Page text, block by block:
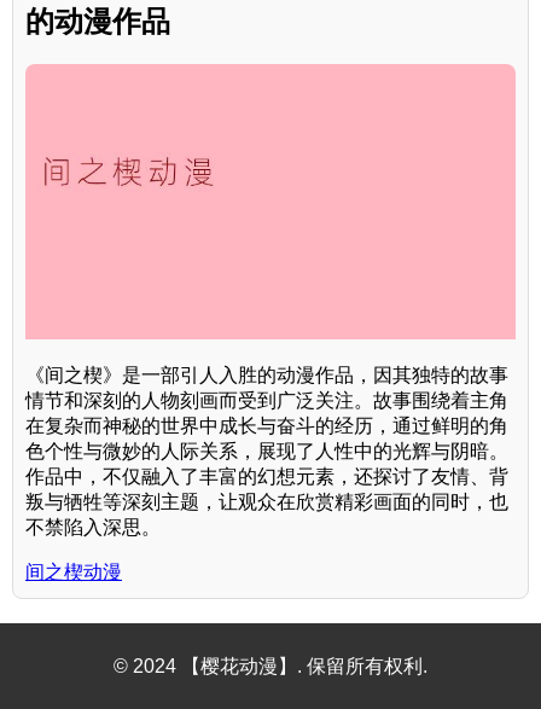
的动漫作品
《间之楔》是一部引人入胜的动漫作品，因其独特的故事
情节和深刻的人物刻画而受到广泛关注。故事围绕着主角
在复杂而神秘的世界中成长与奋斗的经历，通过鲜明的角
色个性与微妙的人际关系，展现了人性中的光辉与阴暗。
作品中，不仅融入了丰富的幻想元素，还探讨了友情、背
叛与牺牲等深刻主题，让观众在欣赏精彩画面的同时，也
不禁陷入深思。
间之楔动漫
© 2024 【樱花动漫】. 保留所有权利.